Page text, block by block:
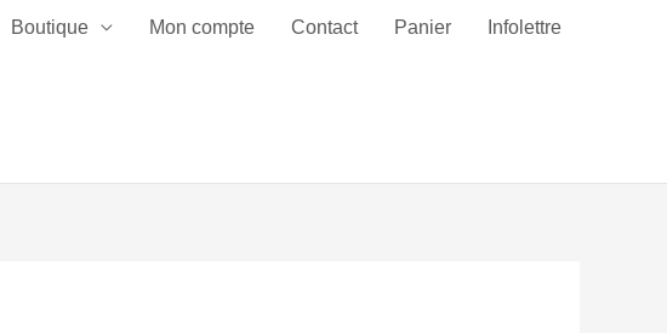
Boutique Mon compte Contact Panier Infolettre